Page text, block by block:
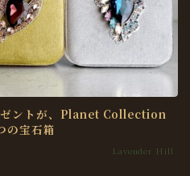
ゼントが、Planet Collection
宝石箱
Lavender Hill